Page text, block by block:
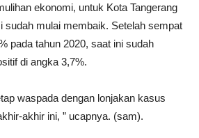
ekonomi, untuk Kota Tangerang
sudah mulai membaik. Setelah sempat
pada tahun 2020, saat ini sudah
di angka 3,7%.
waspada dengan lonjakan kasus
akhir ini, ” ucapnya. (sam).